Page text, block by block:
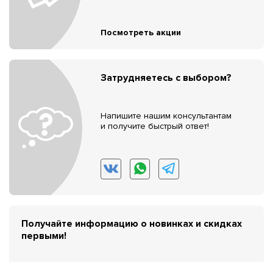
Посмотреть акции
Затрудняетесь с выбором?
Напишите нашим консультантам
и получите быстрый ответ!
Получайте информацию о новинках и скидках
первыми!